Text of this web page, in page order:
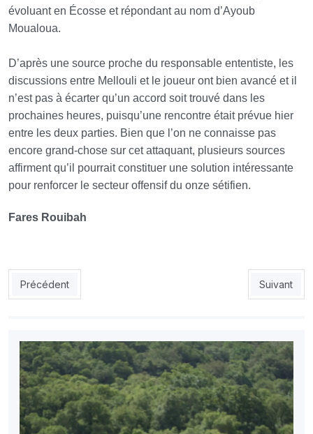
évoluant en Écosse et répondant au nom d’Ayoub
Moualoua.
D’après une source proche du responsable ententiste, les
discussions entre Mellouli et le joueur ont bien avancé et il
n’est pas à écarter qu’un accord soit trouvé dans les
prochaines heures, puisqu’une rencontre était prévue hier
entre les deux parties. Bien que l’on ne connaisse pas
encore grand-chose sur cet attaquant, plusieurs sources
affirment qu’il pourrait constituer une solution intéressante
pour renforcer le secteur offensif du onze sétifien.
Fares Rouibah
Article précédent : USMA : Soukkou, un transfert à 8 milliards
Précédent Article
Suivant